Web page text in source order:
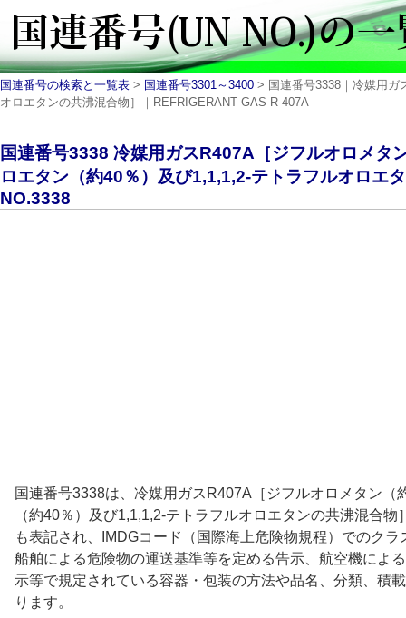
国連番号の検索と一覧表 > 国連番号3301～3400 > 国連番号3338｜冷媒用ガ
オロエタンの共沸混合物］｜REFRIGERANT GAS R 407A
国連番号3338 冷媒用ガスR407A［ジフルオロメタ
ロエタン（約40％）及び1,1,1,2-テトラフルオロエ
NO.3338
国連番号3338は、冷媒用ガスR407A［ジフルオロメタン（
（約40％）及び1,1,1,2-テトラフルオロエタンの共沸混合
も表記され、IMDGコード（国際海上危険物規程）でのク
船舶による危険物の運送基準等を定める告示、航空機によ
示等で規定されている容器・包装の方法や品名、分類、積
ります。